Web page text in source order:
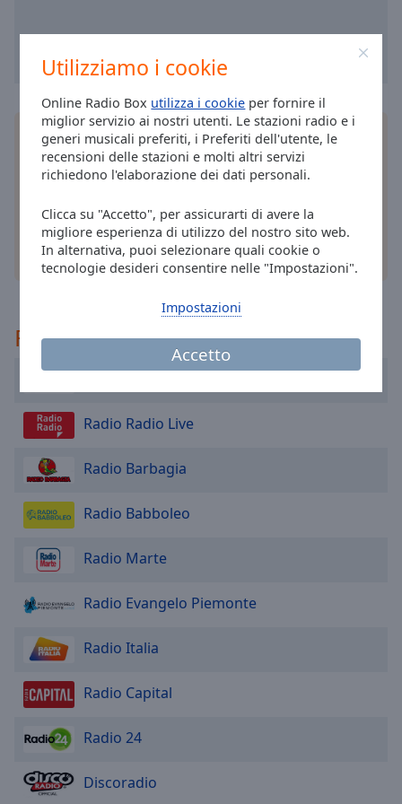
Utilizziamo i cookie
Online Radio Box utilizza i cookie per fornire il
miglior servizio ai nostri utenti. Le stazioni radio e i
generi musicali preferiti, i Preferiti dell'utente, le
recensioni delle stazioni e molti altri servizi
richiedono l'elaborazione dei dati personali.
Clicca su "Accetto", per assicurarti di avere la
migliore esperienza di utilizzo del nostro sito web.
In alternativa, puoi selezionare quali cookie o
tecnologie desideri consentire nelle "Impostazioni".
Accetto
Impostazioni
Background
Opacity
Caption
Area
Background
Opacity
Edge
Style
Family
Reset
Installal'applicazionegratuita Online Radio Box
per il tuo smartphone e ascolta le tue stazioni
radio online preferite – ovunque ti trovi!
altre opzioni
Raccomandato
Radio Radio Live
Radio Barbagia
Radio Babboleo
Radio Marte
Radio Evangelo Piemonte
Radio Italia
Radio Capital
Radio 24
Discoradio